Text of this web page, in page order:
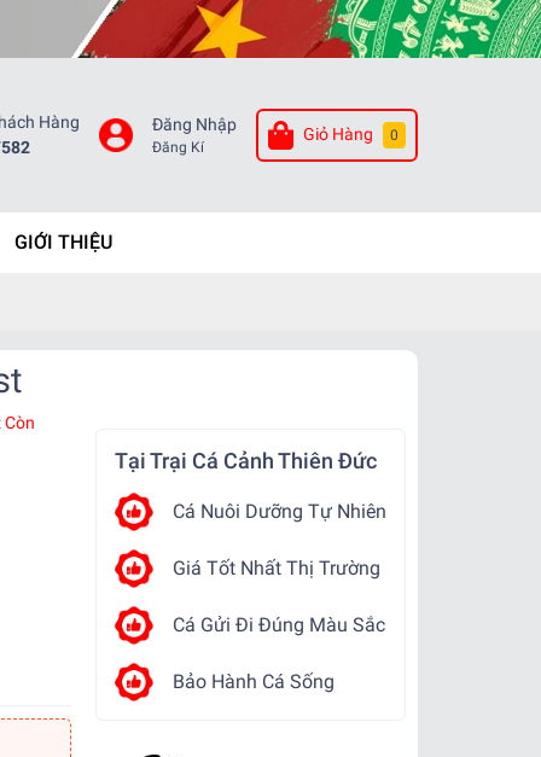
Hàng
Đăng Nhập
Đăng Kí
Giỏ Hàng 0
GIỚI THIỆU
Còn
Tại Trại Cá Cảnh Thiên Đức
Cá Nuôi Dưỡng Tự Nhiên
Giá Tốt Nhất Thị Trường
Cá Gửi Đi Đúng Màu Sắc
Bảo Hành Cá Sống